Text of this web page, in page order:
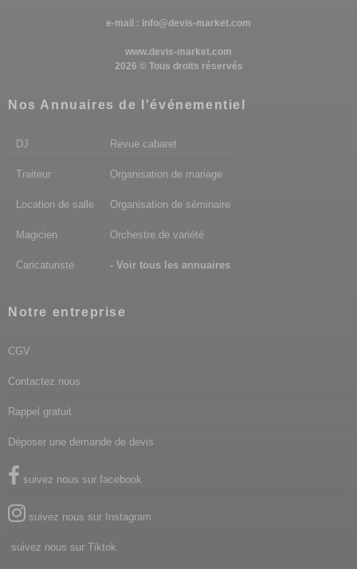
e-mail : info@devis-market.com
www.devis-market.com
2026 © Tous droits réservés
Nos Annuaires de l'événementiel
DJ Revue cabaret
Traiteur Organisation de mariage
Location de salle Organisation de séminaire
Magicien Orchestre de variété
Caricaturiste - Voir tous les annuaires
Notre entreprise
CGV
Contactez nous
Rappel gratuit
Déposer une demande de devis
suivez nous sur facebook
suivez nous sur Instagram
suivez nous sur Tiktok